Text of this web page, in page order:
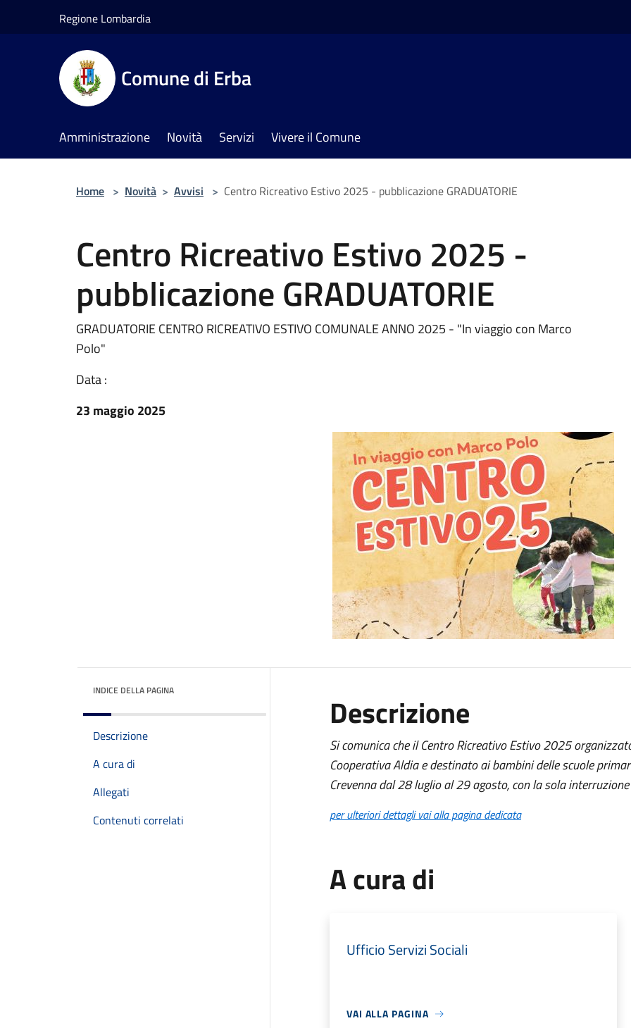
Regione Lombardia
Comune di Erba
Amministrazione Novità Servizi Vivere il Comune
Home > Novità > Avvisi > Centro Ricreativo Estivo 2025 - pubblicazione GRADUATORIE
Centro Ricreativo Estivo 2025 -
pubblicazione GRADUATORIE
GRADUATORIE CENTRO RICREATIVO ESTIVO COMUNALE ANNO 2025 - "In viaggio con Marco
Polo"
Data :
23 maggio 2025
INDICE DELLA PAGINA
Descrizione
A cura di
Allegati
Contenuti correlati
Descrizione
Si comunica che il Centro Ricreativo Estivo 2025
Cooperativa Aldia e destinato ai bambini delle scuole
Crevenna dal 28luglioal 29 agosto, con la sola
per ulteriori dettagli vai alla pagina dedicata
A cura di
Ufficio Servizi Sociali
VAI ALLA PAGINA